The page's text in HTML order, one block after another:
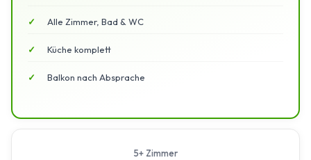
Alle Zimmer, Bad & WC
Küche komplett
Balkon nach Absprache
5+ Zimmer